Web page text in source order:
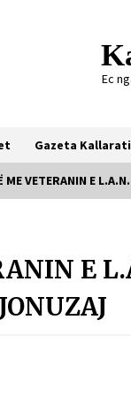
Ec
Gazeta Kallarati
07/07/
ME VETERANIN E
E